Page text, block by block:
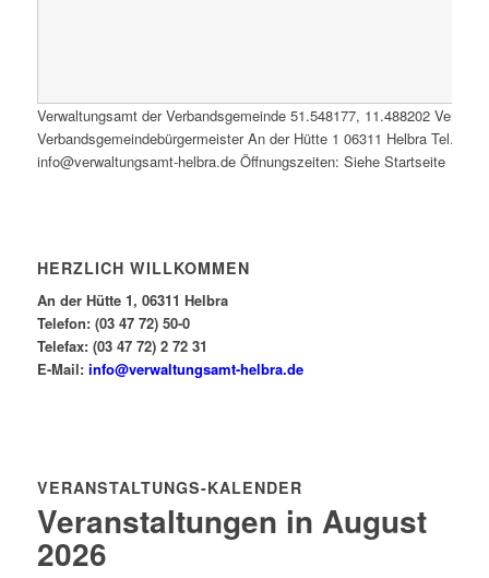
Verwaltungsamt der Verbandsgemeinde 51.548177, 11.488202
Verbandsgemeindebürgermeister An der Hütte 1 06311 Helbra Tel.:
info@verwaltungsamt-helbra.de Öffnungszeiten: Siehe Startseite
HERZLICH WILLKOMMEN
An der Hütte 1, 06311 Helbra
Telefon: (03 47 72) 50-0
Telefax: (03 47 72) 2 72 31
E-Mail: info@verwaltungsamt-helbra.de
VERANSTALTUNGS-KALENDER
Veranstaltungen in August
2026